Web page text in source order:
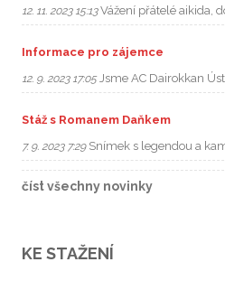
12. 11. 2023 15:13 Vážení přátelé aikida,
Informace pro zájemce
12. 9. 2023 17:05 Jsme AC Dairokkan
Stáž s Romanem Daňkem
7. 9. 2023 7:29 Snímek s legendou a
číst všechny novinky
KE STAŽENÍ